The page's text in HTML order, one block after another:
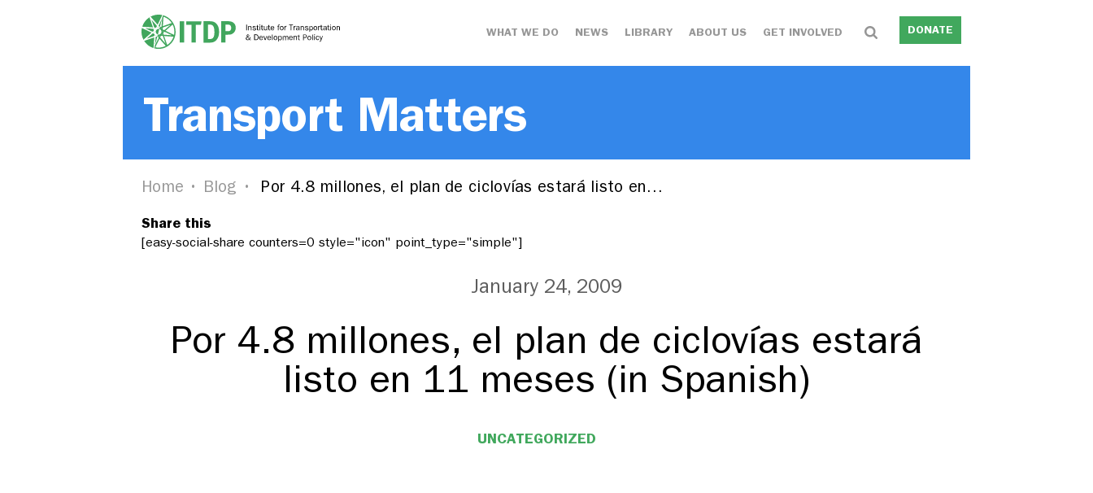
WHAT WE DO NEWS LIBRARY ABOUT US GET INVOLVED DONATE
Transport Matters
Home Blog Por 4.8 millones, el plan de ciclovías estará listo en…
Share this
[easy-social-share counters=0 style="icon" point_type="simple"]
January 24, 2009
Por 4.8 millones, el plan de ciclovías estará
listo en 11 meses (in Spanish)
UNCATEGORIZED